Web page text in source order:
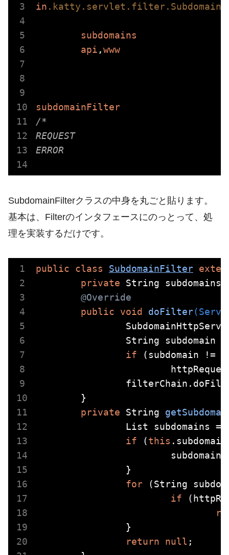
in .katty .servlet .filter
subdomains
api ,www
subdomainFilter
/*
REQUEST
ERROR
SubdomainFilterクラスの中身を丸ごと貼ります。
基本は、Filterのインタフェースにのっとって、処
理を実装するだけです。
public class SubdomainFilter
private String subdomains;
@Override
public
void doFilter
if (subdomain !=
private String
		List
subdomains =
if (this
for (String
if
return
null ;